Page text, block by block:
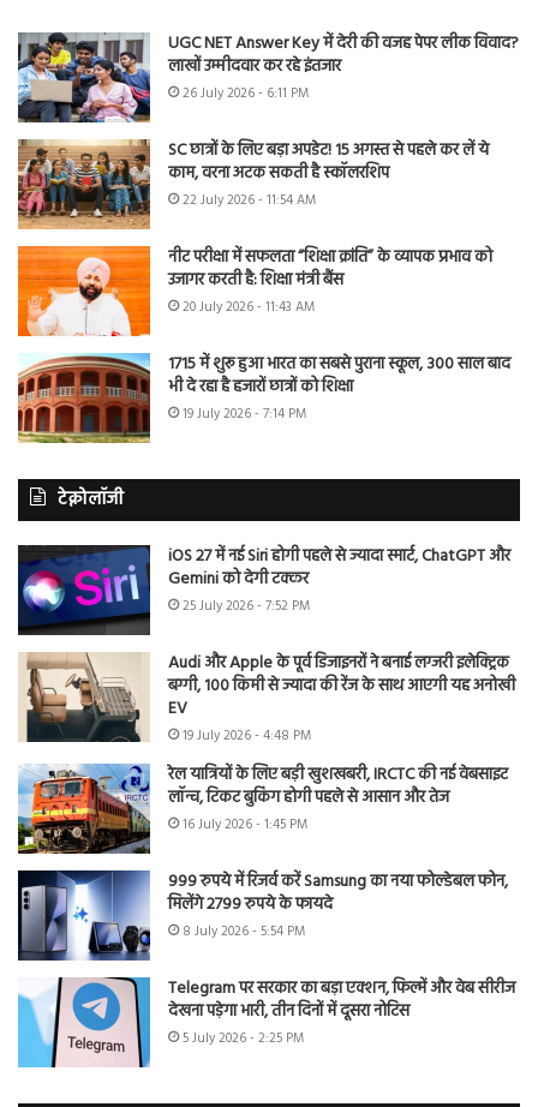
UGC NET Answer Key में देरी की वजह पेपर लीक विवाद?
लाखों उम्मीदवार कर रहे इंतजार
26 July 2026 - 6:11 PM
SC छात्रों के लिए बड़ा अपडेट! 15 अगस्त से पहले कर लें ये
काम, वरना अटक सकती है स्कॉलरशिप
22 July 2026 - 11:54 AM
नीट परीक्षा में सफलता “शिक्षा क्रांति” के व्यापक प्रभाव को
उजागर करती है: शिक्षा मंत्री बैंस
20 July 2026 - 11:43 AM
1715 में शुरू हुआ भारत का सबसे पुराना स्कूल, 300 साल बाद
भी दे रहा है हजारों छात्रों को शिक्षा
19 July 2026 - 7:14 PM
टेक्नोलॉजी
iOS 27 में नई Siri होगी पहले से ज्यादा स्मार्ट, ChatGPT और
Gemini को देगी टक्कर
25 July 2026 - 7:52 PM
Audi और Apple के पूर्व डिजाइनरों ने बनाई लग्जरी इलेक्ट्रिक
बग्गी, 100 किमी से ज्यादा की रेंज के साथ आएगी यह अनोखी
EV
19 July 2026 - 4:48 PM
रेल यात्रियों के लिए बड़ी खुशखबरी, IRCTC की नई वेबसाइट
लॉन्च, टिकट बुकिंग होगी पहले से आसान और तेज
16 July 2026 - 1:45 PM
999 रुपये में रिजर्व करें Samsung का नया फोल्डेबल फोन,
मिलेंगे 2799 रुपये के फायदे
8 July 2026 - 5:54 PM
Telegram पर सरकार का बड़ा एक्शन, फिल्में और वेब सीरीज
देखना पड़ेगा भारी, तीन दिनों में दूसरा नोटिस
5 July 2026 - 2:25 PM